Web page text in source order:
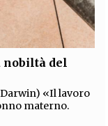
nobiltà del
Darwin) «Il lavoro
materno.